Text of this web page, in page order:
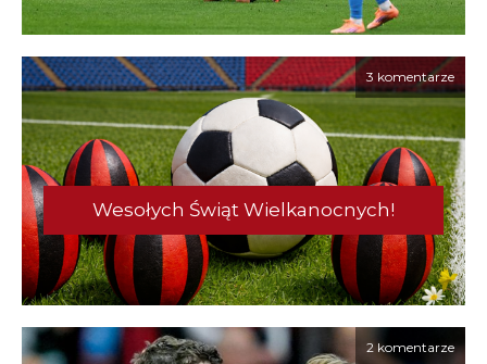
3 komentarze
Wesołych Świąt Wielkanocnych!
2 komentarze